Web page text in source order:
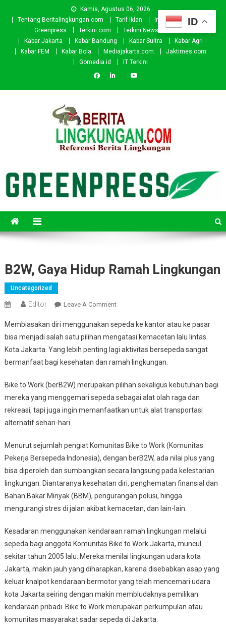
Kamis, Agustus 06, 2026
Tentang Beritalingkungan.com
Tarif Iklan Investor
Donasi
Greenpress
Terkini.com Terkini News
Kabar.id
Kabar Jakarta
Kabar Bandung Kabar Sultra
Kabar Agri
Kabar FEM
Kabar Bola Mediajakarta.com
Jaktimes.com
Gomedia.id
IT Terkini
B2W, Gaya Hidup Ramah Lingkungan
Uncategorized
Editor Leave A CommentOn
Gaya
Hidup
Ramah
Lingkungan
Membiasakan diri menggunakan sepeda ke kantor atau ke pasar
bisa menjadi salah satu pilihan mengatasi kemacetan lalu lintas
Kota Jakarta. Yang lebih penting lagi aktivitas bersepeda sangat
bermanfaat bagi kesehatan dan ramah lingkungan.
Bike to Work (berB2W) merupakan pilihan sekaligus kebutuhan bagi
mereka yang menggemari sepeda sebagai alat olah raga dan
rekreasi, tapi juga ingin memanfaatkan untuk alat transportasi
alternatif sehari-hari.
Menurut sejumlah pengiat Komunitas Bike to Work (Komunitas
Pekerja Bersepeda Indonesia), dengan berB2W, ada nilai plus yang
bisa diperoleh dan sumbangkan secara langsung pada kelestarian
lingkungan. Diantaranya kesehatan diri, penghematan finansial dan
Bahan Bakar Minyak (BBM), pengurangan polusi, hingga
mengurangi stres di jalan akibat kemacetan, dan lain-lain.
Kesadaran menggunakan kendaraan ramah lingkungan melalui
sepeda bagi anggota Komunitas Bike to Work Jakarta, muncul
sekitar tahun 2005 lalu. Mereka menilai lingkungan udara kota
Jakarta, makin jauh yang diharapkan, karena disebabkan asap yang
keluar knalpot kendaraan bermotor yang telah mencemari udara
kota Jakarta seiring dengan makin membludaknya pemilikan
kendaraan pribadi. Bike to Work merupakan perkumpulan atau
komunitas masyarakat sadar sepeda di Jakarta.
ID